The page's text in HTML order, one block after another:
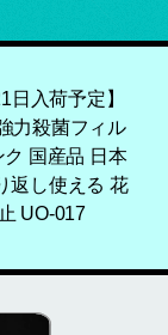
日入荷予定】
力殺菌フィル
ク 国産品 日本
返し使える 花
UO-017